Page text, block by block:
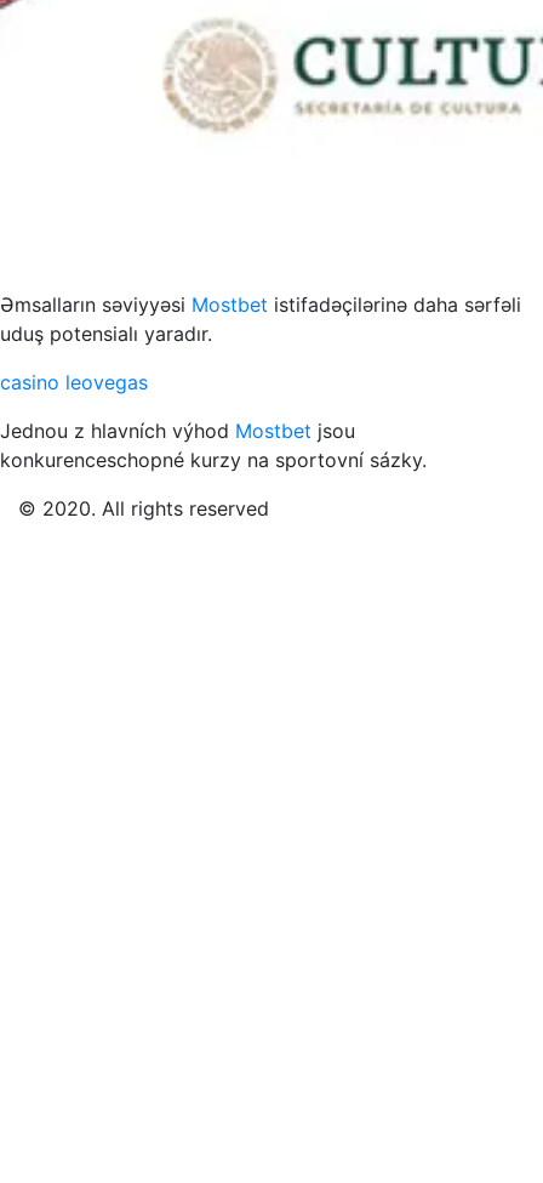
Əmsalların səviyyəsi Mostbet istifadəçilərinə daha sərfəli
uduş potensialı yaradır.
casino leovegas
Jednou z hlavních výhod Mostbet jsou
konkurenceschopné kurzy na sportovní sázky.
© 2020. All rights reserved